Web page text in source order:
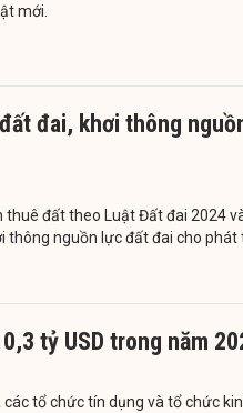
mới.
đai, khơi thông
thuê đất theo Luật Đất đai 2024
nguồn lực đất đai cho phát
tỷ USD trong năm
tổ chức tín dụng và tổ chức